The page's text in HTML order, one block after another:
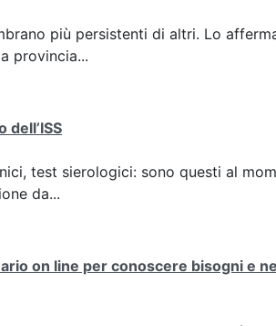
più persistenti di altri. Lo
provincia...
test sierologici: sono questi al
da...
on line per conoscere bisogni e